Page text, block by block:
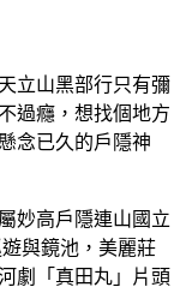
立山黑部行只有彌
過癮，想找個地方
念已久的戶隱神
妙高戶隱連山國立
與鏡池，美麗莊
劇「真田丸」片頭